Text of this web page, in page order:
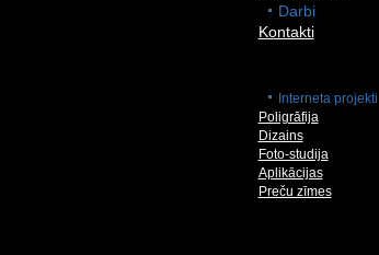
Darbi
Kontakti
Interneta projekti
Poligrāfija
Dizains
Foto-studija
Aplikācijas
Preču zīmes